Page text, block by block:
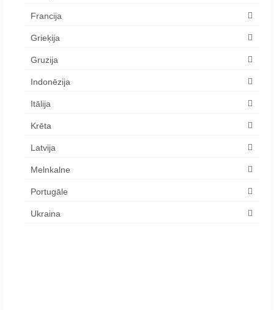
Francija
Grieķija
Gruzija
Indonēzija
Itālija
Krēta
Latvija
Melnkalne
Portugāle
Ukraina